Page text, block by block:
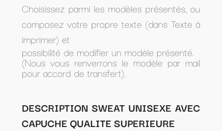
Choisissez parmi les modèles présentés, ou
composez votre propre texte (dans Texte à
imprimer) et
possibilité de modifier un modèle présenté.
(Nous vous renverrons le modèle par mail
pour accord de transfert).
DESCRIPTION SWEAT UNISEXE AVEC
CAPUCHE QUALITE SUPERIEURE